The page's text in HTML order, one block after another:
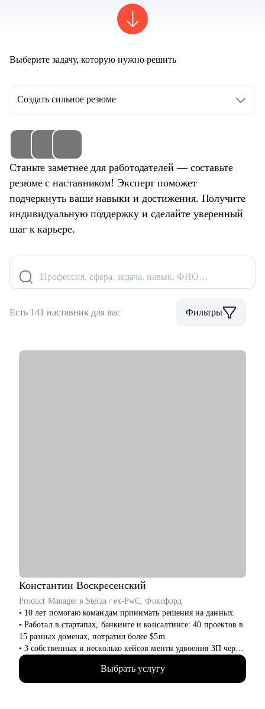
Выберите задачу, которую нужно решить
Создать сильное резюме
Станьте заметнее для работодателей — составьте
резюме с наставником! Эксперт поможет
подчеркнуть ваши навыки и достижения. Получите
индивидуальную поддержку и сделайте уверенный
шаг к карьере.
Профессия, сфера, задача, навык, ФИО…
Есть 141 наставник для вас Фильтры
Константин Воскресенский
Product Manager в Steiza / ex-PwC, Фоксфорд
• 10 лет помогаю командам принимать решения на данных.
• Работал в стартапах, банкинге и консалтинге: 40 проектов в
15 разных доменах, потратил более $5m.
• 3 собственных и несколько кейсов менти удвоения ЗП через
смену работы, с десяток успешных кейсов повышения ЗП на
• На ты. Не в легкости, но на чилле. Живу в Аргентине.
Выбрать услугу